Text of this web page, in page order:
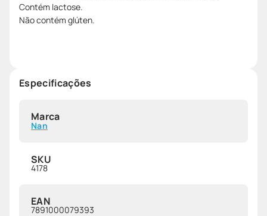
Contém lactose.
Não contém glúten.
Especificações
Marca
Nan
SKU
4178
EAN
7891000079393